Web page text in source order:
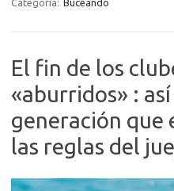
Categoría: Buceando
El fin de los
«aburridos» :
generación que
las reglas del